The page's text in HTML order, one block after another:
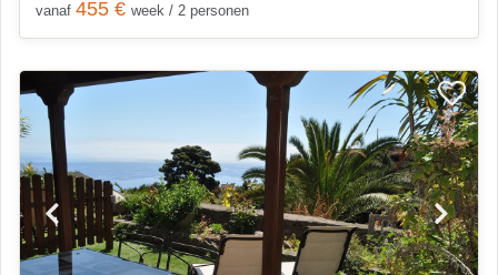
vanaf 455 € week / 2 personen